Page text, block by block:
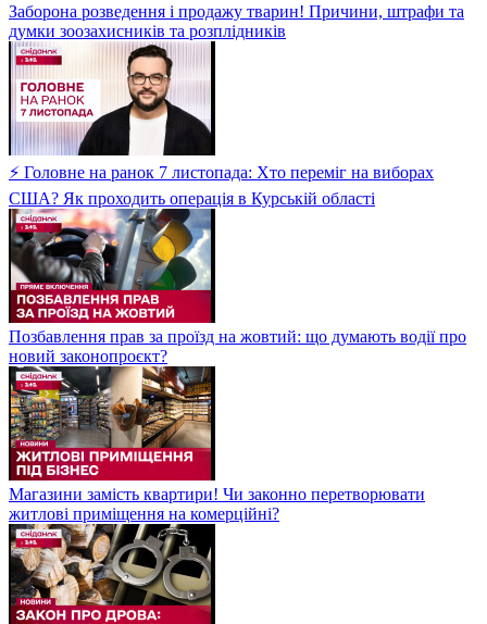
Заборона розведення і продажу тварин! Причини, штрафи та
думки зоозахисників та розплідників
⚡ Головне на ранок 7 листопада: Хто переміг на виборах
США? Як проходить операція в Курській області
Позбавлення прав за проїзд на жовтий: що думають водії про
новий законопроєкт?
Магазини замість квартири! Чи законно перетворювати
житлові приміщення на комерційні?